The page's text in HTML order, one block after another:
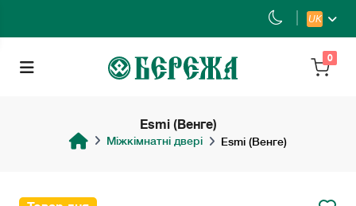
UK
0
Esmi (Венге)
Міжкімнатні двері Esmi (Венге)